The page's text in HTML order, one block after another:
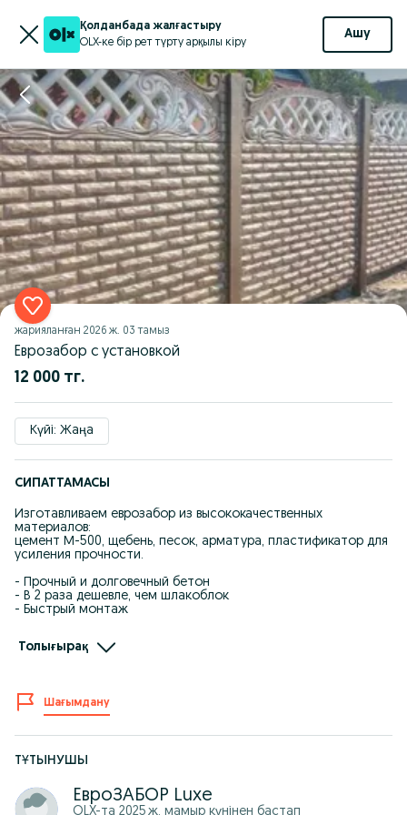
Қолданбада жалғастыру
OLX-ке бір рет түрту арқылы кіру
Ашу
жарияланған 2026 ж. 03 тамыз
Еврозабор с установкой
12 000 тг.
Күйі: Жаңа
СИПАТТАМАСЫ
Изготавливаем еврозабор из высококачественных
материалов:
цемент М-500, щебень, песок, арматура, пластификатор для
усиления прочности.
- Прочный и долговечный бетон
- В 2 раза дешевле, чем шлакоблок
- Быстрый монтаж
Работаем по договору.
Жоғары сапалы материалдан жасалған еврозаборға
тапсырыс қабылдаймыз.
пластификатор бетонның беріктігін арттырады.
- Шлакоблоктан 2 есе арзан
- Бетон сапасына 7 жыл кепілдік
Толығырақ
Шағымдану
ТҰТЫНУШЫ
ЕвроЗАБОР Luxe
OLX-та 2025 ж. мамыр күнінен бастап